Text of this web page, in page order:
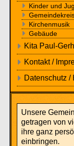
Kinder und
Kirchenmusik
Gebäude
Kita Paul-
Kontakt /
Datenschutz /
Unsere
getragen von
ihre ganz
einbringen.